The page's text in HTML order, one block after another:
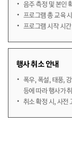
음주 측정 및 본인
프로그램 총 교육
프로그램 시작 시
행사 취소 안내
폭우, 폭설, 태풍,
등에 따라 행사가
취소 확정 시, 사전